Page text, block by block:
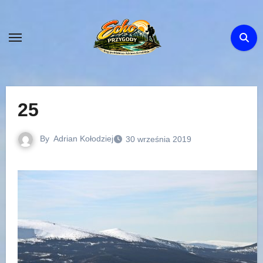
content
25
By Adrian Kołodziej 30 września 2019